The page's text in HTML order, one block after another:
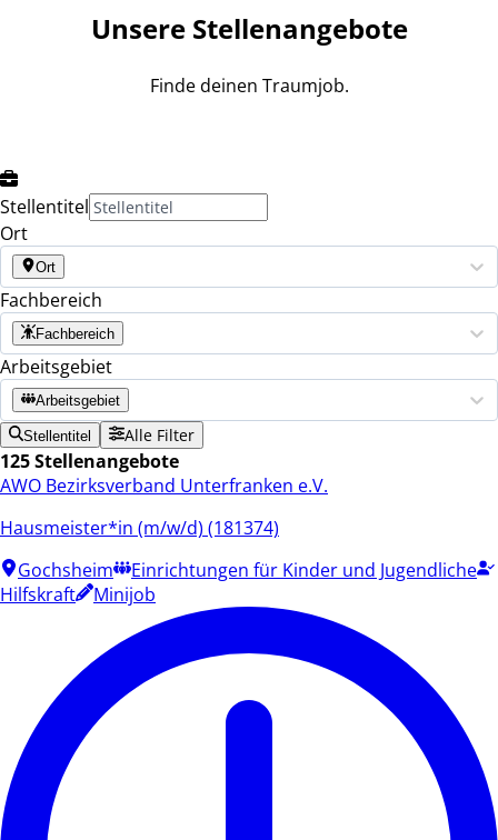
Unsere Stellenangebote
Finde deinen Traumjob.
Stellentitel
Ort
Ort
Fachbereich
Fachbereich
Arbeitsgebiet
Arbeitsgebiet
Stellentitel Alle Filter
125 Stellenangebote
AWO Bezirksverband Unterfranken e.V.
Hausmeister*in (m/w/d) (181374)
Gochsheim
Einrichtungen für Kinder und Jugendliche
Hilfskraft
Minijob